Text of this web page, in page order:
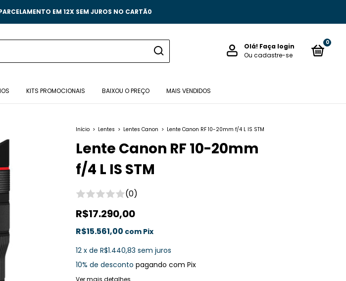
EM 12X SEM JUROS NO CARTÃ0
Olá! Faça login
Ou cadastre-se
0
KITS PROMOCIONAIS BAIXOU O PREÇO MAIS VENDIDOS
Início > Lentes > Lentes Canon > Lente Canon RF 10-20mm f/4 L IS STM
Lente Canon RF 10-20mm
f/4 L IS STM
(0)
R$17.290,00
R$15.561,00 com Pix
12 x de R$1.440,83 sem juros
10% de desconto pagando com Pix
Ver mais detalhes